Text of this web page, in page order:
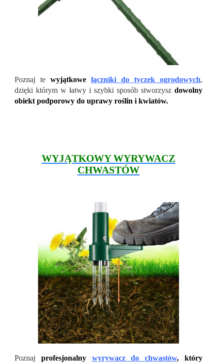
Poznaj te wyjątkowe łączniki do tyczek ogrodowych,
dzięki którym w łatwy i szybki sposób stworzysz dowolny
obiekt podporowy do uprawy roślin i kwiatów.
WYJĄTKOWY WYRYWACZ
CHWASTÓW
Poznaj profesjonalny wyrywacz do chwastów, który